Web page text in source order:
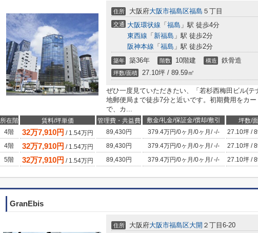
住所 大阪府大阪市福島区福島 ５丁目
交通 大阪環状線 「 福島 」駅 徒歩4分
東西線 「 新福島 」駅 徒歩2分
阪神本線 「 福島 」駅 徒歩2分
築年 築36年 階数 10階建 構造 鉄骨造
坪数/面積 27.10坪 / 89.59㎡
ぜひ一度見ていただきたい、「若杉西梅田ビル(
地郵便局まで徒歩7分と近いです。初期費用をカ
で、カ...
所在階 賃料/坪単価 管理費・共益費 敷金/礼金/保証金/償却/敷引 坪数/
4階
32万7,910円 / 1.54万円 89,430円 379.4万円/0ヶ月 /0ヶ月 /-/- 27.10坪 /
4階
32万7,910円 / 1.54万円 89,430円 379.4万円/0ヶ月 /0ヶ月 /-/- 27.10坪 /
5階
32万7,910円 / 1.54万円 89,430円 379.4万円/0ヶ月 /0ヶ月 /-/- 27.10坪 /
GranEbis
住所 大阪府大阪市福島区大開 ２丁目6-20